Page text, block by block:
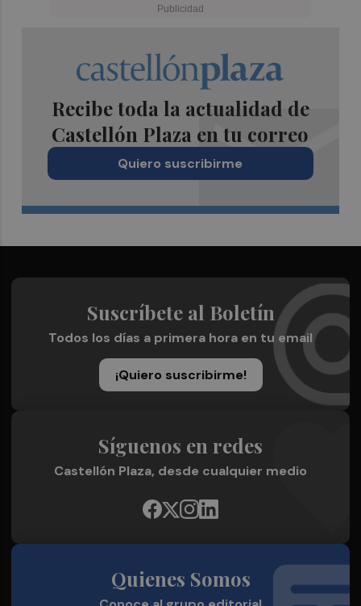
Recibe toda la actualidad de
Castellón Plaza en tu correo
Quiero suscribirme
Suscríbete al Boletín
Todos los días a primera hora en tu email
¡Quiero suscribirme!
Síguenos en redes
Castellón Plaza, desde cualquier medio
Quienes Somos